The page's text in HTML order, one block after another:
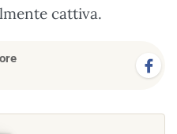
cattiva.